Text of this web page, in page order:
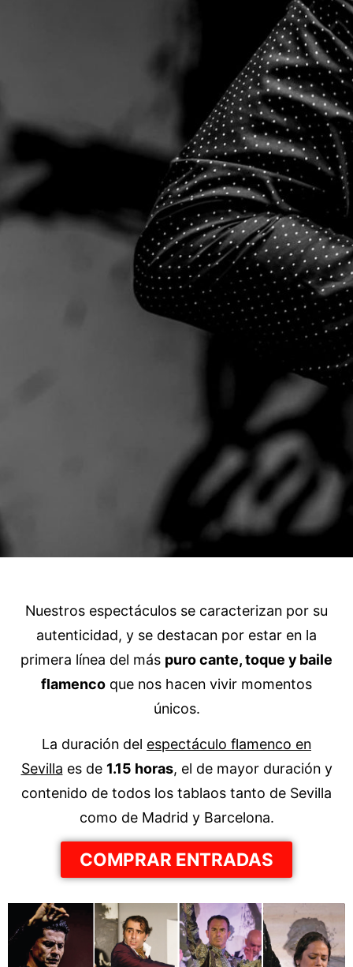
Nuestros espectáculos se caracterizan por su
autenticidad, y se destacan por estar en la
primera línea del más puro cante, toque y baile
flamenco que nos hacen vivir momentos
únicos.
La duración del espectáculo flamenco en
Sevilla es de 1.15 horas, el de mayor duración y
contenido de todos los tablaos tanto de Sevilla
como de Madrid y Barcelona.
COMPRAR ENTRADAS